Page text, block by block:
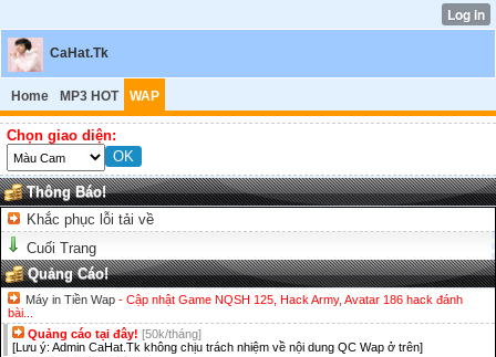
CaHat.Tk
Home MP3 HOT WAP
Chọn giao diện:
Thông Báo!
Khắc phục lỗi tải về
Cuối Trang
Quảng Cáo!
Máy in Tiền Wap - Cập nhật Game NQSH 125, Hack Army, Avatar 186 hack đánh
bài...
Quảng cáo tại đây! [50k/tháng]
[Lưu ý: Admin CaHat.Tk không chịu trách nhiệm về nội dung QC Wap ở trên]